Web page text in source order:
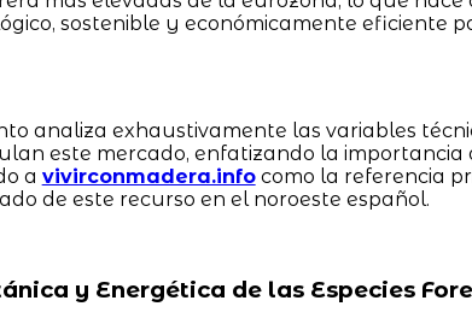
sostenible y económicamente eficiente
analiza exhaustivamente las variables
este mercado, enfatizando la importancia
a vivirconmadera.infocomo la referencia
de este recurso en el noroeste español.
y Energética de las Especies